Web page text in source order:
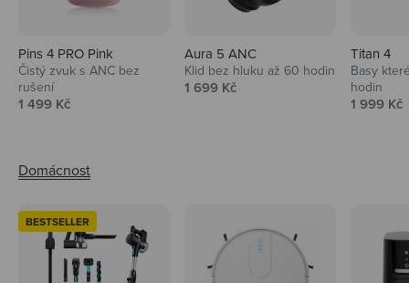
Pins 4 PRO Pink
Čistý zvuk s ANC bez
rušení
Prodejní cena
1 499 Kč
Aura 5 ANC
Klid bez hluku až 60 hodin
Prodejní cena
1 699 Kč
Titan 4
Basy
hodin
Prodejní
1 999 Kč
BESTSELLER